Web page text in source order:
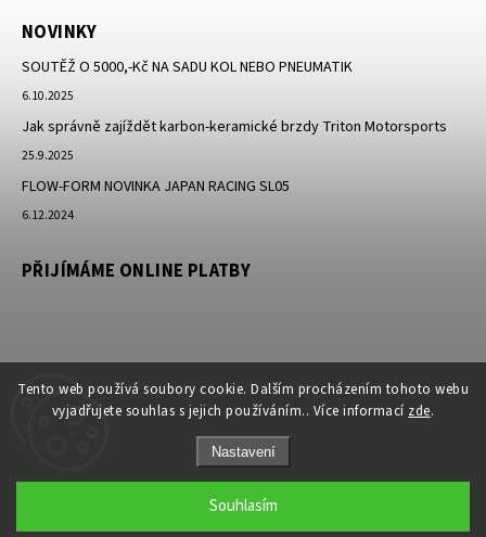
Tento web používá soubory cookie. Dalším procházením tohoto webu
vyjadřujete souhlas s jejich používáním.. Více informací zde.
Nastavení
Souhlasím
NOVINKY
SOUTĚŽ O 5000,-Kč NA SADU KOL NEBO PNEUMATIK
6.10.2025
Jak správně zajíždět karbon-keramické brzdy Triton Motorsports
25.9.2025
FLOW-FORM NOVINKA JAPAN RACING SL05
6.12.2024
PŘIJÍMÁME ONLINE PLATBY